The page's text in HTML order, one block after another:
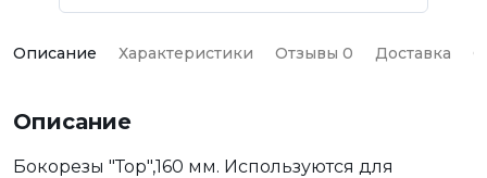
Описание Характеристики Отзывы 0 Доставка
Описание
Бокорезы "Тор",160 мм. Используются для